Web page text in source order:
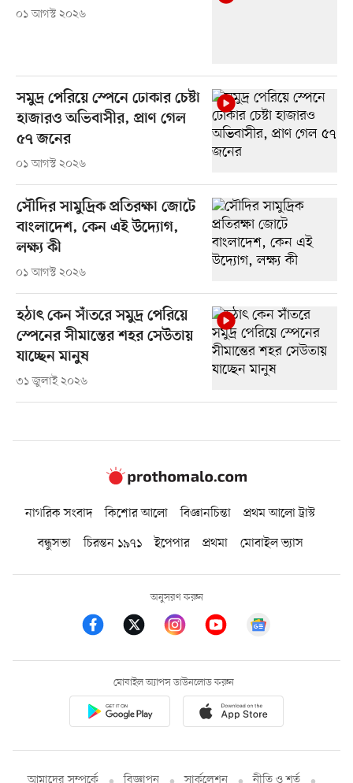
০১ আগস্ট ২০২৬
সমুদ্র পেরিয়ে স্পেনে ঢোকার চেষ্টা
হাজারও অভিবাসীর, প্রাণ গেল
৫৭ জনের
০১ আগস্ট ২০২৬
সৌদির সামুদ্রিক প্রতিরক্ষা জোটে
বাংলাদেশ, কেন এই উদ্যোগ,
লক্ষ্য কী
০১ আগস্ট ২০২৬
হঠাৎ কেন সাঁতরে সমুদ্র পেরিয়ে
স্পেনের সীমান্তের শহর সেউতায়
যাচ্ছেন মানুষ
৩১ জুলাই ২০২৬
নাগরিক সংবাদ কিশোর আলো বিজ্ঞানচিন্তা
প্রথম আলো ট্রাস্ট
বন্ধুসভা
চিরন্তন ১৯৭১ ইপেপার প্রথমা মোবাইল ভ্যাস
অনুসরণ করুন
মোবাইল অ্যাপস ডাউনলোড করুন